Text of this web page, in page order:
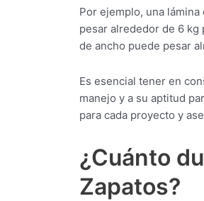
Por ejemplo, una
pesar alrededor de 6 kg
de ancho puede pesar
Es esencial tener en
manejo y a su aptitud
para cada proyecto y
¿Cuánto
Zapatos?